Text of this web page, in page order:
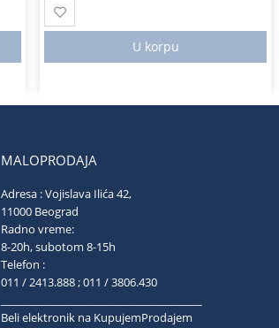
U korpu
MALOPRODAJA
Adresa : Vojislava Ilića 42,
11000 Beograd
Radno vreme:
8-20h, subotom 8-15h
Telefon :
011 / 2413.888 ; 011 / 3806.430
Beli elektronik na KupujemProdajem